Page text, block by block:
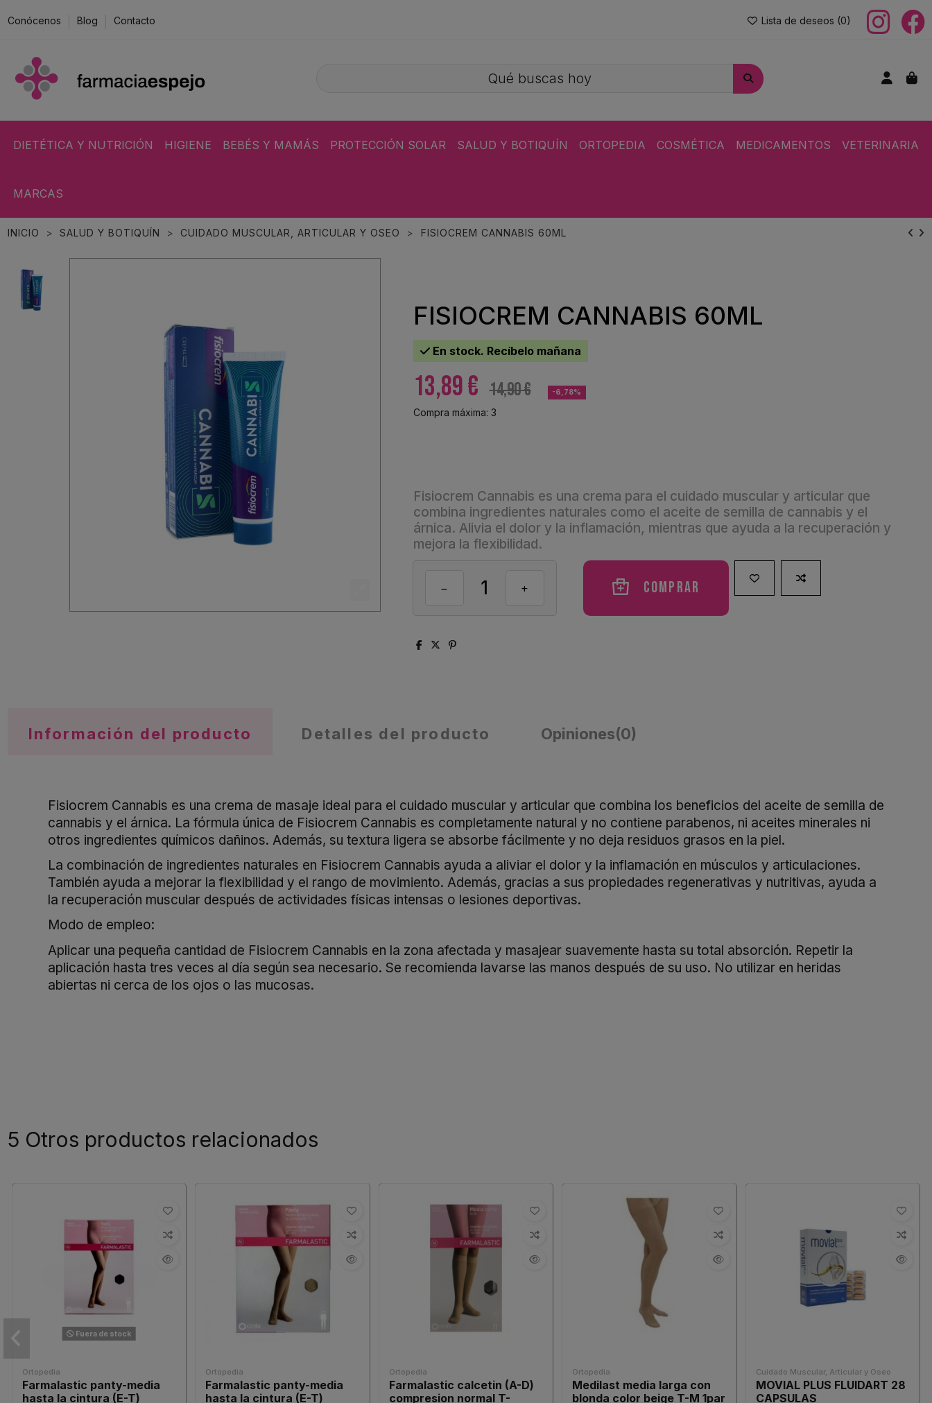
Conócenos Blog Contacto Lista de deseos (0)
DIETÉTICA Y NUTRICIÓN HIGIENE BEBÉS Y MAMÁS PROTECCIÓN SOLAR SALUD Y BOTIQUÍN ORTOPEDIA COSMÉTICA MEDICAMENTOS VETERINARIA
MARCAS
INICIO SALUD Y BOTIQUÍN CUIDADO MUSCULAR, ARTICULAR Y OSEO FISIOCREM CANNABIS 60ML
FISIOCREM CANNABIS 60ML
En stock. Recíbelo mañana
13,89 € 14,90 € -6,78%
Compra máxima: 3
Fisiocrem Cannabis es una crema para el cuidado muscular y articular que
combina ingredientes naturales como el aceite de semilla de cannabis y el
árnica. Alivia el dolor y la inflamación, mientras que ayuda a la recuperación y
mejora la flexibilidad.
Comprar
Información del producto Detalles del producto Opiniones(0)
Fisiocrem Cannabis es una crema de masaje ideal para el cuidado muscular y articular que combina los beneficios del aceite de semilla de
cannabis y el árnica. La fórmula única de Fisiocrem Cannabis es completamente natural y no contiene parabenos, ni aceites minerales ni
otros ingredientes químicos dañinos. Además, su textura ligera se absorbe fácilmente y no deja residuos grasos en la piel.
La combinación de ingredientes naturales en Fisiocrem Cannabis ayuda a aliviar el dolor y la inflamación en músculos y articulaciones.
También ayuda a mejorar la flexibilidad y el rango de movimiento. Además, gracias a sus propiedades regenerativas y nutritivas, ayuda a
la recuperación muscular después de actividades físicas intensas o lesiones deportivas.
Modo de empleo:
Aplicar una pequeña cantidad de Fisiocrem Cannabis en la zona afectada y masajear suavemente hasta su total absorción. Repetir la
aplicación hasta tres veces al día según sea necesario. Se recomienda lavarse las manos después de su uso. No utilizar en heridas
abiertas ni cerca de los ojos o las mucosas.
5 Otros productos relacionados
Fuera de stock
Ortopedia
Farmalastic panty-media
hasta la cintura (E-T)
Ortopedia
Farmalastic panty-media
hasta la cintura (E-T)
Ortopedia
Farmalastic calcetin (A-D)
compresion normal T-
Ortopedia
Medilast media larga con
blonda color beige T-M 1par
Cuidado Muscular, Articular y Oseo
MOVIAL PLUS FLUIDART 28
CAPSULAS